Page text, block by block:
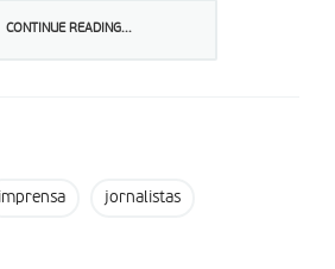
CONTINUE READING...
imprensa jornalistas